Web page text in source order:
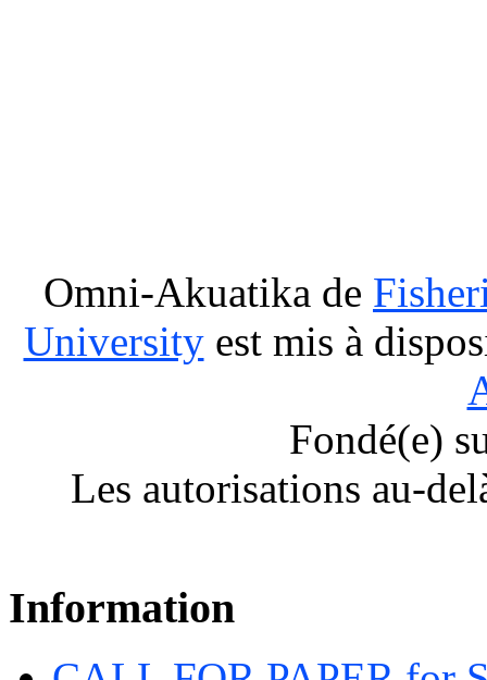
Omni-Akuatika de
Universityest mis à
Fondé(e)
Les autorisations au-
Information